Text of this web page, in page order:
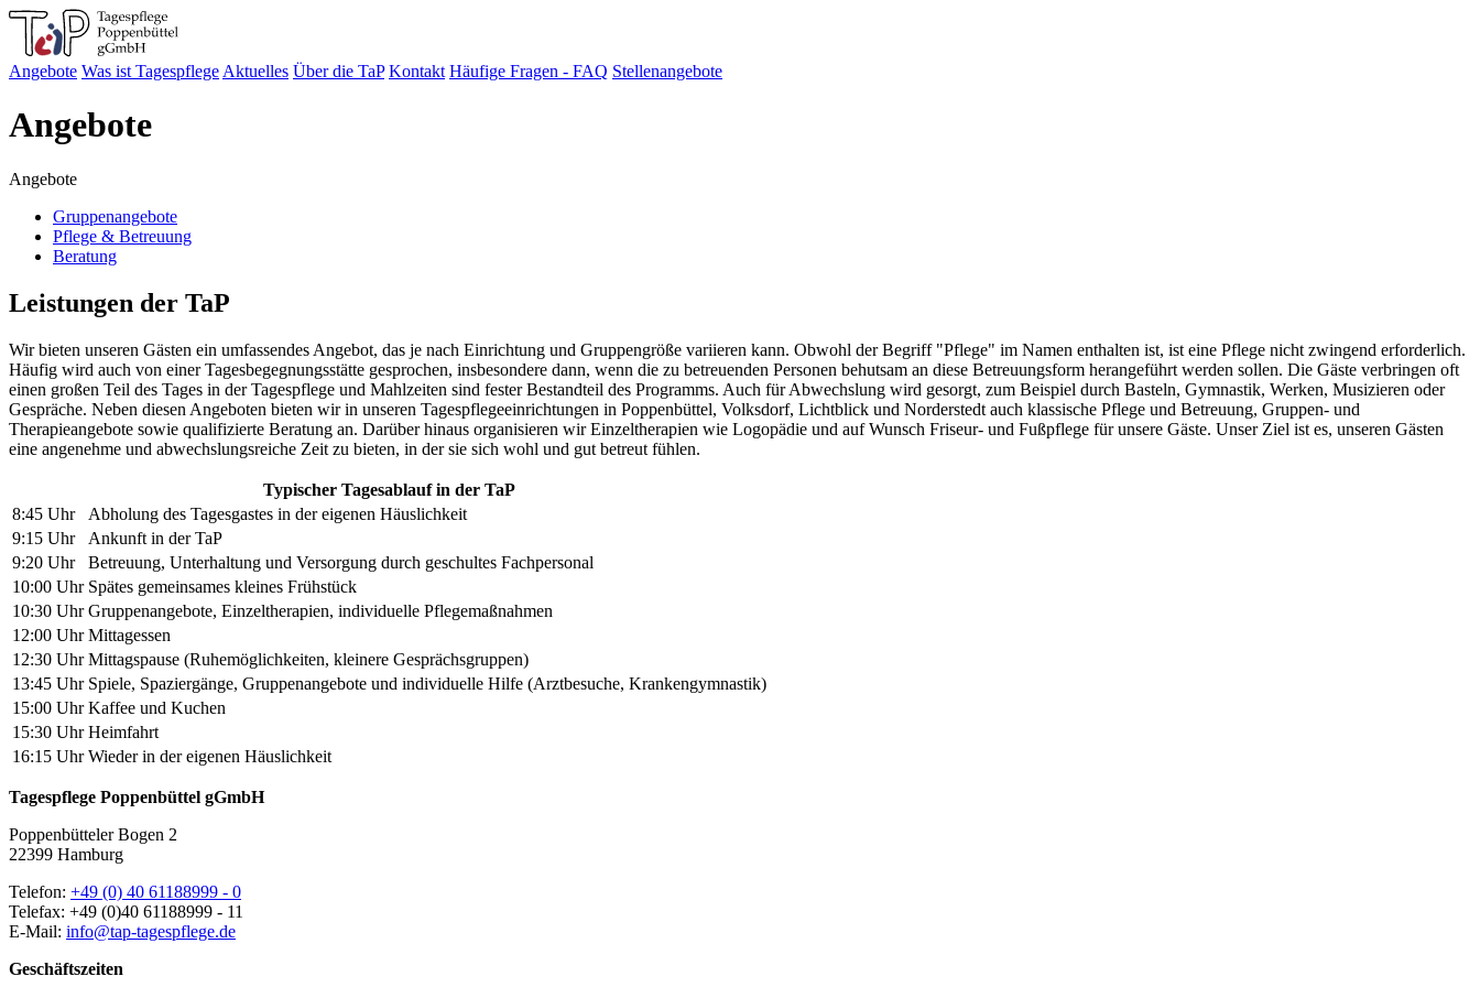
Angebote Was ist Tagespflege Aktuelles Über die TaP Kontakt Häufige Fragen - FAQ Stellenangebote
Angebote
Angebote
Gruppenangebote
Pflege & Betreuung
Beratung
Leistungen der TaP
Wir bieten unseren Gästen ein umfassendes Angebot, das je nach Einrichtung und Gruppengröße variieren kann. Obwohl der Begriff "Pflege" im Namen enthalten ist, ist eine Pflege nicht zwingend erforderlich.
Häufig wird auch von einer Tagesbegegnungsstätte gesprochen, insbesondere dann, wenn die zu betreuenden Personen behutsam an diese Betreuungsform herangeführt werden sollen. Die Gäste verbringen oft
einen großen Teil des Tages in der Tagespflege und Mahlzeiten sind fester Bestandteil des Programms. Auch für Abwechslung wird gesorgt, zum Beispiel durch Basteln, Gymnastik, Werken, Musizieren oder
Gespräche. Neben diesen Angeboten bieten wir in unseren Tagespflegeeinrichtungen in Poppenbüttel, Volksdorf, Lichtblick und Norderstedt auch klassische Pflege und Betreuung, Gruppen- und
Therapieangebote sowie qualifizierte Beratung an. Darüber hinaus organisieren wir Einzeltherapien wie Logopädie und auf Wunsch Friseur- und Fußpflege für unsere Gäste. Unser Ziel ist es, unseren Gästen
eine angenehme und abwechslungsreiche Zeit zu bieten, in der sie sich wohl und gut betreut fühlen.
Typischer Tagesablauf in der TaP
8:45 Uhr
Abholung des Tagesgastes in der eigenen Häuslichkeit
9:15 Uhr
Ankunft in der TaP
9:20 Uhr
Betreuung, Unterhaltung und Versorgung durch geschultes Fachpersonal
10:00 Uhr Spätes gemeinsames kleines Frühstück
10:30 Uhr Gruppenangebote, Einzeltherapien, individuelle Pflegemaßnahmen
12:00 Uhr Mittagessen
12:30 Uhr Mittagspause (Ruhemöglichkeiten, kleinere Gesprächsgruppen)
13:45 Uhr Spiele, Spaziergänge, Gruppenangebote und individuelle Hilfe (Arztbesuche, Krankengymnastik)
15:00 Uhr Kaffee und Kuchen
15:30 Uhr Heimfahrt
16:15 Uhr Wieder in der eigenen Häuslichkeit
Tagespflege Poppenbüttel gGmbH
Poppenbütteler Bogen 2
22399 Hamburg
Telefon: +49 (0) 40 61188999 - 0
Telefax: +49 (0)40 61188999 - 11
E-Mail: info@tap-tagespflege.de
Geschäftszeiten